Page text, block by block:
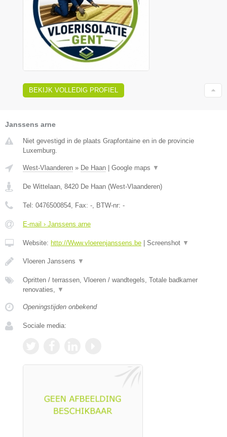
BEKIJK VOLLEDIG PROFIEL
Janssens arne
Niet gevestigd in de plaats Grapfontaine en in de provincie
Luxemburg.
West-Vlaanderen » De Haan Google maps ▼
De Wittelaan, 8420 De Haan (West-Vlaanderen)
Tel: 0476500854, Fax: -, BTW-nr: -
E-mail › Janssens arne
Website: http://Www.vloerenjanssens.be Screenshot ▼
Vloeren Janssens ▼
Opritten / terrassen, Vloeren / wandtegels, Totale badkamer
renovaties, ▼
Openingstijden onbekend
Sociale media: